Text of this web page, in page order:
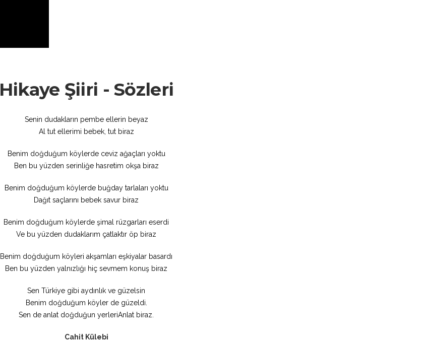
Hikaye Şiiri - Sözleri
Senin dudakların pembe ellerin beyaz
Al tut ellerimi bebek, tut biraz
Benim doğduğum köylerde ceviz ağaçları yoktu
Ben bu yüzden serinliğe hasretim okşa biraz
Benim doğduğum köylerde buğday tarlaları yoktu
Dağıt saçlarını bebek savur biraz
Benim doğduğum köylerde şimal rüzgarları eserdi
Ve bu yüzden dudaklarım çatlaktır öp biraz
Benim doğduğum köyleri akşamları eşkiyalar basardı
Ben bu yüzden yalnızlığı hiç sevmem konuş biraz
Sen Türkiye gibi aydınlık ve güzelsin
Benim doğduğum köyler de güzeldi.
Sen de anlat doğduğun yerleriAnlat biraz.
Cahit Külebi